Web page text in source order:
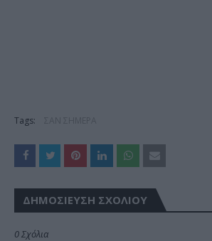
Tags:
ΔΗΜΟΣΊΕΥΣΗ ΣΧΟΛΊΟΥ
0 Σχόλια